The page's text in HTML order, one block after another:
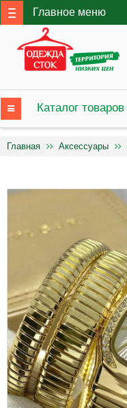
Главное меню
Каталог товаров
Главная Аксессуары